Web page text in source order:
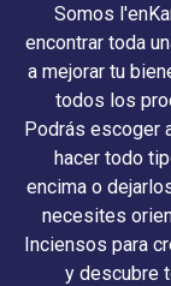
Somos
encontrar toda
a mejorar tu
todos los
Podrás escoger
hacer todo
encima o
necesites
Inciensos para
y descubre